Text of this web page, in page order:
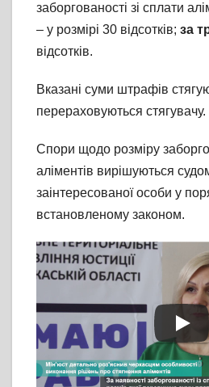
заборгованості зі сплати
– у розмірі 30 відсотків; за
відсотків.
Вказані суми штрафів
перераховуються стягувачу.
Спори щодо розміру
аліментів вирішуються
заінтересованої особи у
встановленому законом.